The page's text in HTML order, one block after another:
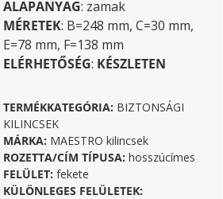
ALAPANYAG: zamak
MÉRETEK: B=248 mm, C=30 mm,
E=78 mm, F=138 mm
ELÉRHETŐSÉG: KÉSZLETEN
TERMÉKKATEGÓRIA: BIZTONSÁGI
KILINCSEK
MÁRKA: MAESTRO kilincsek
ROZETTA/CÍM TÍPUSA: hosszúcímes
FELÜLET: fekete
KÜLÖNLEGES FELÜLETEK: